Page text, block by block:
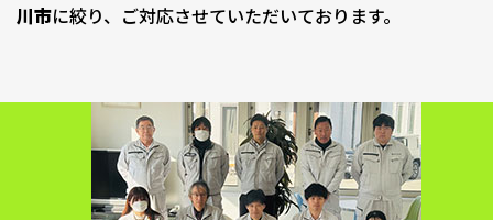
川市に絞り、ご対応させていただいております。